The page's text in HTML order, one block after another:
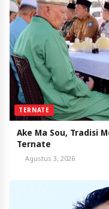
TERNATE
Ake Ma Sou, Tradisi
Ternate
Agustus 3, 2026